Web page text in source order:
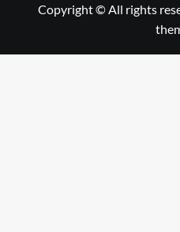
Copyright © All rights